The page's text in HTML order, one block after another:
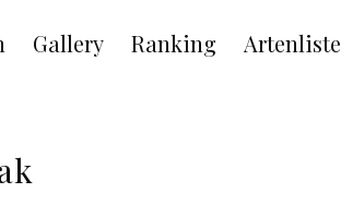
Gallery Ranking Artenliste